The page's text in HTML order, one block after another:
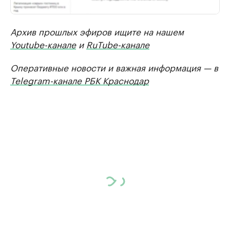
Архив прошлых эфиров ищите на нашем
Youtube-каналеи RuTube-канале
Оперативные новости и важная информация — в
Telegram-канале РБК Краснодар